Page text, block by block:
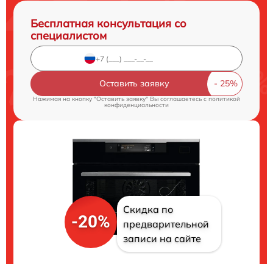
Бесплатная консультация со
специалистом
Оставить заявку
Нажимая на кнопку "Оставить заявку" Вы соглашаетесь cполитикой
конфиденциальности
-20%
Скидка по
предварительной
записи на сайте